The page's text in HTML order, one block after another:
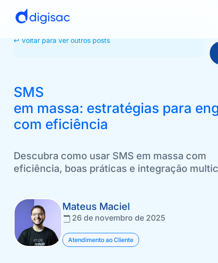
↩ Voltar para ver outros posts
SMS
em massa: estratégias para
com eficiência
Descubra como usar SMS em massa com
eficiência, boas práticas e integração
Mateus Maciel
26 de novembro de 2025
Atendimento ao Cliente